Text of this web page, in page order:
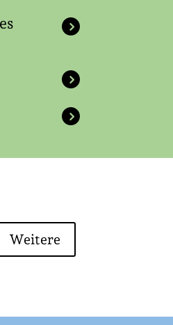
Weitere